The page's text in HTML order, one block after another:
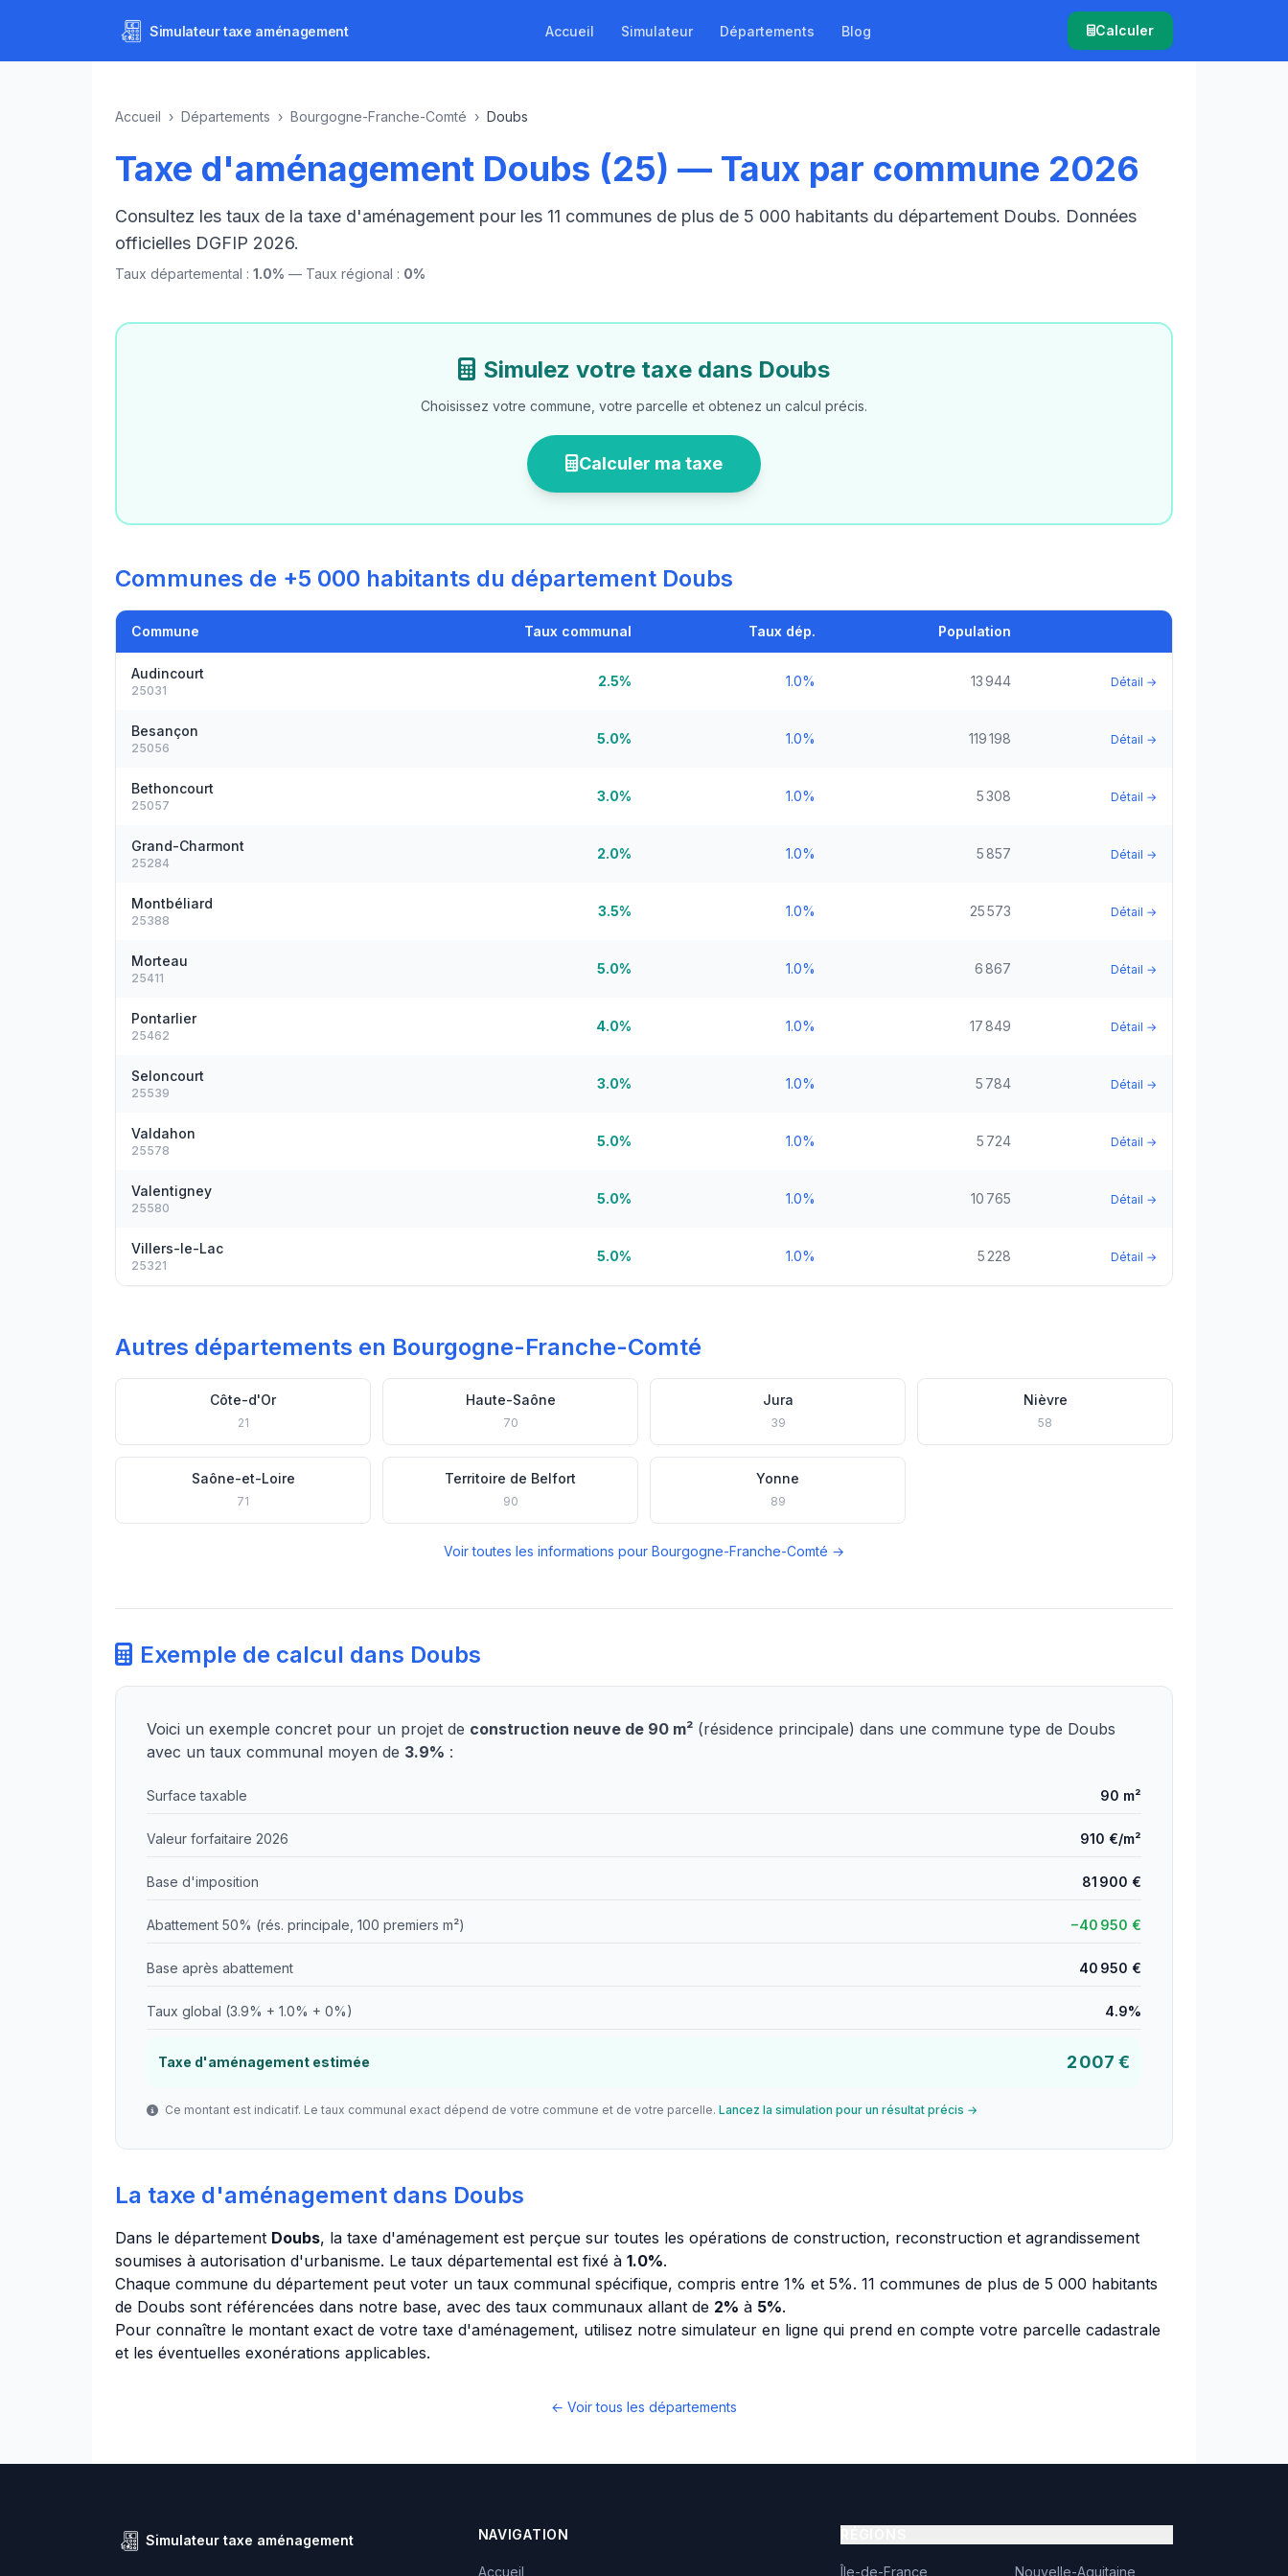
Simulateurtaxe aménagement Accueil Simulateur Départements Blog Calculer
Accueil › Départements › Bourgogne-Franche-Comté › Doubs
Taxe d'aménagement Doubs (25) — Taux par commune 2026
Consultez les taux de la taxe d'aménagement pour les 11 communes de plus de 5 000 habitants du département Doubs. Données
officielles DGFIP 2026.
Taux départemental : 1.0% — Taux régional : 0%
Simulez votre taxe dans Doubs
Choisissez votre commune, votre parcelle et obtenez un calcul précis.
Calculer ma taxe
Communes de +5 000 habitants du département Doubs
Commune Taux communal Taux dép. Population
Audincourt
25031
2.5% 1.0% 13 944 Détail →
Besançon
25056
5.0% 1.0% 119 198 Détail →
Bethoncourt
25057
3.0% 1.0% 5 308 Détail →
Grand-Charmont
25284
2.0% 1.0% 5 857 Détail →
Montbéliard
25388
3.5% 1.0% 25 573 Détail →
Morteau
25411
5.0% 1.0% 6 867 Détail →
Pontarlier
25462
4.0% 1.0% 17 849 Détail →
Seloncourt
25539
3.0% 1.0% 5 784 Détail →
Valdahon
25578
5.0% 1.0% 5 724 Détail →
Valentigney
25580
5.0% 1.0% 10 765 Détail →
Villers-le-Lac
25321
5.0% 1.0% 5 228 Détail →
Autres départements en Bourgogne-Franche-Comté
Côte-d'Or
21
Haute-Saône
70
Jura
39
Nièvre
58
Saône-et-Loire
71
Territoire de Belfort
90
Yonne
89
Voir toutes les informations pour Bourgogne-Franche-Comté →
Exemple de calcul dans Doubs
Voici un exemple concret pour un projet de construction neuve de 90 m² (résidence principale) dans une commune type de Doubs
avec un taux communal moyen de 3.9% :
Surface taxable 90 m²
Valeur forfaitaire 2026 910 €/m²
Base d'imposition 81 900 €
Abattement 50% (rés. principale, 100 premiers m²) −40 950 €
Base après abattement 40 950 €
Taux global (3.9% + 1.0% + 0%) 4.9%
Taxe d'aménagement estimée 2 007 €
Ce montant est indicatif. Le taux communal exact dépend de votre commune et de votre parcelle. Lancez la simulation pour un résultat précis →
La taxe d'aménagement dans Doubs
Dans le département Doubs, la taxe d'aménagement est perçue sur toutes les opérations de construction, reconstruction et agrandissement
soumises à autorisation d'urbanisme. Le taux départemental est fixé à 1.0%.
Chaque commune du département peut voter un taux communal spécifique, compris entre 1% et 5%. 11 communes de plus de 5 000 habitants
de Doubs sont référencées dans notre base, avec des taux communaux allant de 2% à 5%.
Pour connaître le montant exact de votre taxe d'aménagement, utilisez notre simulateur en ligne qui prend en compte votre parcelle cadastrale
et les éventuelles exonérations applicables.
← Voir tous les départements
Simulateur taxe aménagement NAVIGATION
Accueil Île-de-France Nouvelle-Aquitaine